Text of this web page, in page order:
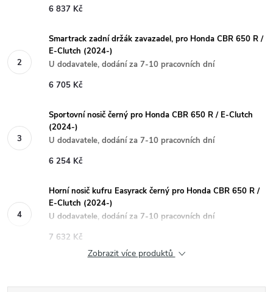
6 837 Kč
Smartrack zadní držák zavazadel, pro Honda CBR 650 R /
E-Clutch (2024-)
U dodavatele, dodání za 7-10 pracovních dní
6 705 Kč
Sportovní nosič černý pro Honda CBR 650 R / E-Clutch
(2024-)
U dodavatele, dodání za 7-10 pracovních dní
6 254 Kč
Horní nosič kufru Easyrack černý pro Honda CBR 650 R /
E-Clutch (2024-)
U dodavatele, dodání za 7-10 pracovních dní
7 632 Kč
Zobrazit více produktů